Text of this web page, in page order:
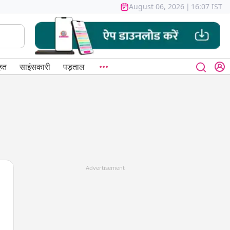
August 06, 2026 | 16:07 IST
साइंसकारी पड़ताल
Advertisement